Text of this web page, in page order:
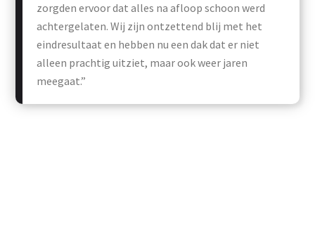
zorgden ervoor dat alles na afloop schoon werd
achtergelaten. Wij zijn ontzettend blij met het
eindresultaat en hebben nu een dak dat er niet
alleen prachtig uitziet, maar ook weer jaren
meegaat.”